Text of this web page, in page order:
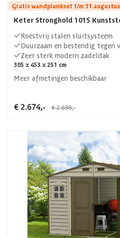
Gratis wandplankset t/m 31 augustus
Keter Stronghold 1015
Roestvrij stalen sluitsysteem
Duurzaam en bestendig tegen
Zeer sterk modern zadeldak
305 x 453 x 251 cm
Meer afmetingen beschikbaar
€ 2.674,- € 2.699,-